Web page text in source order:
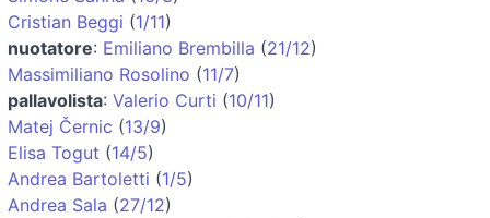
Cristian Beggi (1/11)
nuotatore: Emiliano Brembilla (21/12)
Massimiliano Rosolino (11/7)
pallavolista: Valerio Curti (10/11)
Matej Černic (13/9)
Elisa Togut (14/5)
Andrea Bartoletti (1/5)
Andrea Sala (27/12)